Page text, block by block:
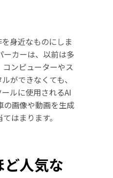
身近なものにしま
ーカーは、以前は多
ンピューターやス
ができなくても、
ルに使用されるAI
の画像や動画を生成
はまります。
人気な